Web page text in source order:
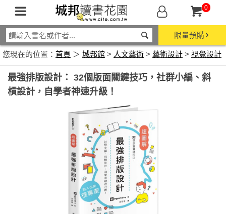
0
限量預購
您現在的位置： 首頁 ＞ 城邦館 > 人文藝術 > 藝術設計 > 視覺設計
最強排版設計： 32個版面關鍵技巧，社群小編、斜
槓設計，自學者神速升級！